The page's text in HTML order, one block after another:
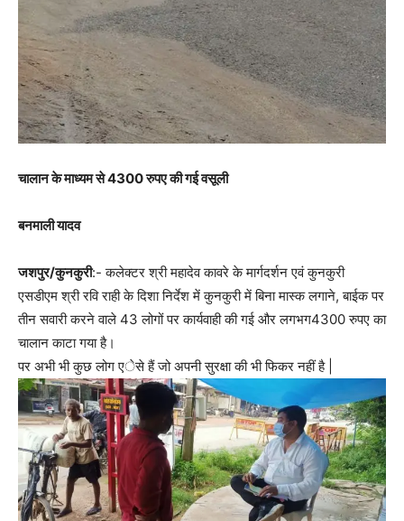
चालान के माध्यम से 4300 रुपए की गई वसूली
बनमाली यादव
जशपुर/कुनकुरी:- कलेक्टर श्री महादेव कावरे के मार्गदर्शन एवं कुनकुरी
एसडीएम श्री रवि राही के दिशा निर्देश में कुनकुरी में बिना मास्क लगाने, बाईक पर
तीन सवारी करने वाले 43 लोगों पर कार्यवाही की गई और लगभग4300 रुपए का
चालान काटा गया है।
पर अभी भी कुछ लोग एेसे हैं जो अपनी सुरक्षा की भी फिकर नहीं है |